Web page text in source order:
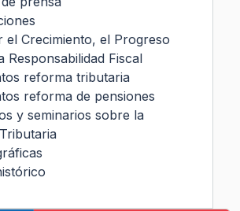
el Crecimiento, el Progreso
Responsabilidad Fiscal
reforma tributaria
reforma de pensiones
y seminarios sobre la